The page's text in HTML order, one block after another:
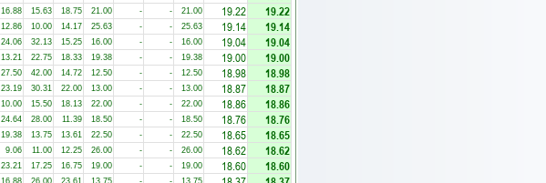
16.88 15.63 18.75 21.00 - - 21.00 19.22 19.22
12.86 10.00 14.17 25.63 - - 25.63 19.14 19.14
24.06 32.13 15.25 16.00 - - 16.00 19.04 19.04
13.21 22.75 18.33 19.38 - - 19.38 19.00 19.00
27.50 42.00 14.72 12.50 - - 12.50 18.98 18.98
23.19 30.31 22.00 13.00 - - 13.00 18.87 18.87
10.00 15.50 18.13 22.00 - - 22.00 18.86 18.86
24.64 28.00 11.39 18.50 - - 18.50 18.76 18.76
19.38 13.75 13.61 22.50 - - 22.50 18.65 18.65
9.06 11.00 12.25 26.00 - - 26.00 18.62 18.62
23.21 17.25 16.75 19.00 - - 19.00 18.60 18.60
16.88 26.00 23.61 13.75 - - 13.75